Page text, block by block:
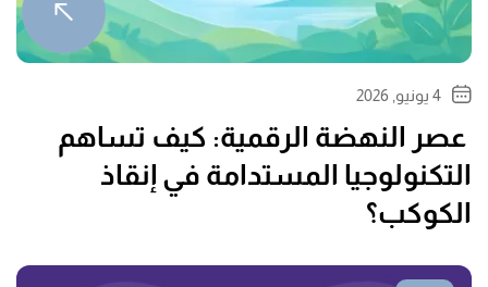
4 يونيو, 2026
عصر النهضة الرقمية: كيف تساهم
التكنولوجيا المستدامة في إنقاذ
الكوكب؟